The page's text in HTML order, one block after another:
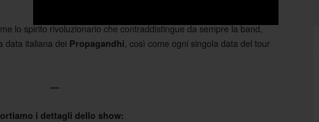
lo spirito rivoluzionario che contraddistingue da sempre la band,
data italiana dei Propagandhi , così come ogni singola data del tour
—
i dettagli dello show: